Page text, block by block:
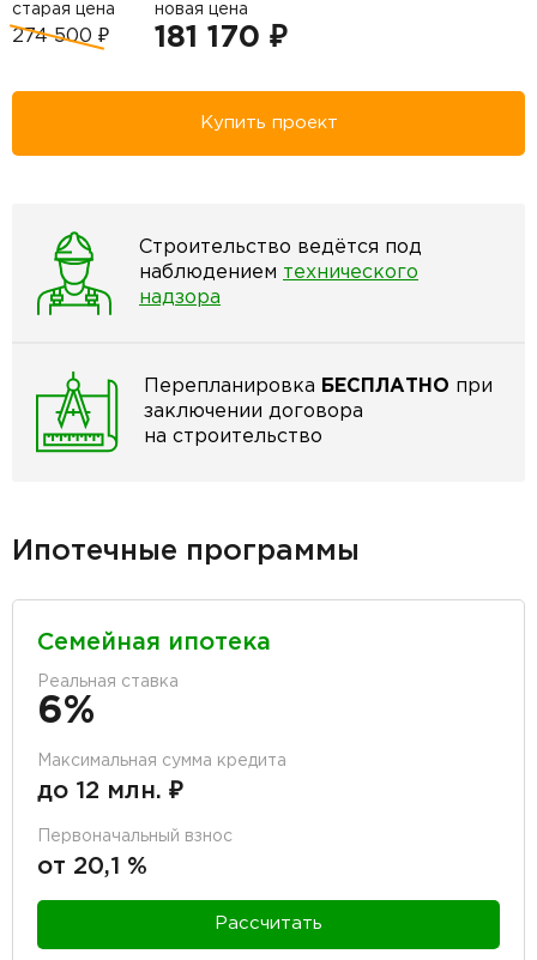
старая цена
274 500 ₽
новая цена
181 170 ₽
Купить проект
Строительство ведётся под
наблюдением технического
надзора
Перепланировка БЕСПЛАТНО при
заключении договора
на строительство
Ипотечные программы
Семейная ипотека
Реальная ставка
6%
Максимальная сумма кредита
до 12 млн. ₽
Первоначальный взнос
от 20,1 %
Рассчитать